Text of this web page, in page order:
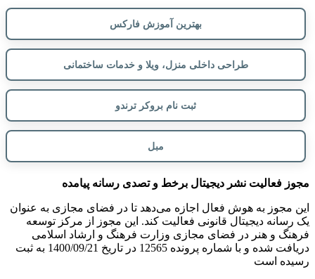
بهترین آموزش فارکس
طراحی داخلی منزل، ویلا و خدمات ساختمانی
ثبت نام بروکر ترندو
مبل
مجوز فعالیت نشر دیجیتال برخط و تصدی رسانه پیامده
این مجوز به هوش فعال اجازه می‌دهد تا در فضای مجازی به عنوان
یک رسانه دیجیتال قانونی فعالیت کند. این مجوز از مرکز توسعه
فرهنگ و هنر در فضای مجازی وزارت فرهنگ و ارشاد اسلامی
دریافت شده و با شماره پرونده 12565 در تاریخ 1400/09/21 به ثبت
رسیده است